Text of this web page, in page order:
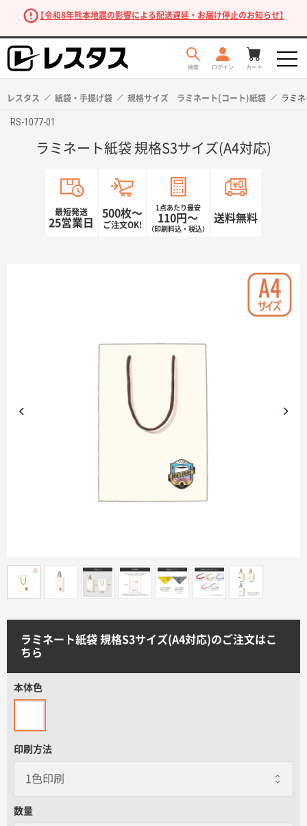
【令和8年熊本地震の影響による配送遅延・お届け停止のお知らせ】
商品カテゴリーから探す
印刷色から探す
サイトメニュー
お見積書の作成方法
データ入稿ガイド
レスタス 紙袋・手提げ袋 規格サイズ ラミネート(コート)紙袋 ラミ
RS-1077-01
ラミネート紙袋 規格S3サイズ(A4対応)
最短発送
25営業日
500枚〜
ご注文OK!
1点あたり最安
110円〜
（印刷料込・税込）
送料無料
ラミネート紙袋 規格S3サイズ(A4対応)のご注文はこ
ちら
本体色
印刷方法
数量